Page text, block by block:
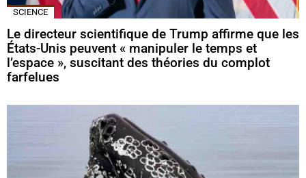
SCIENCE
Le directeur scientifique de Trump affirme que les
États-Unis peuvent « manipuler le temps et
l’espace », suscitant des théories du complot
farfelues